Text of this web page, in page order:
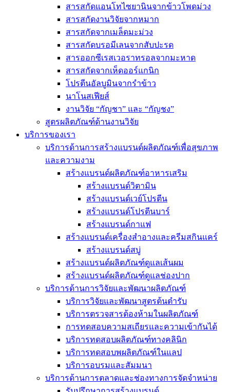
สารสกัดแอนโทไซยานินจากข้าวโพดม่วง
สารสกัดงานวิจัยจากหมาก
สารสกัดจากเมล็ดมะม่วง
สารสกัดบรอมีเลนจากสับปะรด
สารออกซีเรสเวอราทรอลจากมะหาด
สารสกัดจากเห็ดออร์แกนิก
โปรตีนอัลบูมินจากรำข้าว
นาโนสเฟียส์
งานวิจัย “กัญชา” และ “กัญชง”
สูตรผลิตภัณฑ์ด้านงานวิจัย
บริการของเรา
บริการด้านการสร้างแบรนด์ผลิตภัณฑ์เพื่อสุขภาพ
และความงาม
สร้างแบรนด์ผลิตภัณฑ์อาหารเสริม
สร้างแบรนด์วิตามิน
สร้างแบรนด์เวย์โปรตีน
สร้างแบรนด์โปรตีนบาร์
สร้างแบรนด์กาแฟ
สร้างแบรนด์เครื่องสำอางและครีมสกินแคร์
สร้างแบรนด์สบู่
สร้างแบรนด์ผลิตภัณฑ์ดูแลเส้นผม
สร้างแบรนด์ผลิตภัณฑ์ดูแลช่องปาก
บริการด้านการวิจัยและพัฒนาผลิตภัณฑ์
บริการวิจัยและพัฒนาสูตรต้นตำรับ
บริการตรวจสารต้องห้ามในผลิตภัณฑ์
การทดสอบความสเถียรและความเข้ากันได้
บริการทดสอบผลิตภัณฑ์ทางคลินิก
บริการทดสอบพผลิตภัณฑ์ในแลป
บริการอบรมและสัมมนา
บริการด้านการตลาดและช่องทางการจัดจำหน่าย